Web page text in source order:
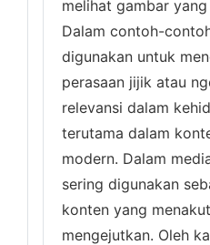
melihat gambar
Dalam contoh-
digunakan untuk
perasaan jijik atau
relevansi dalam
terutama dalam
modern. Dalam
sering digunakan
konten yang
mengejutkan. Oleh